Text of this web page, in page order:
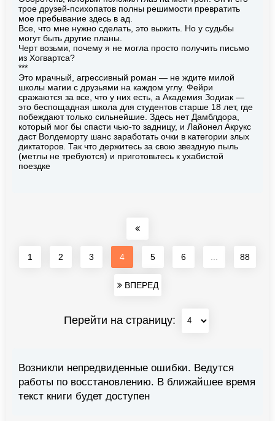
трое друзей-психопатов полны решимости превратить
мое пребывание здесь в ад.
Все, что мне нужно сделать, это выжить. Но у судьбы
могут быть другие планы.
Черт возьми, почему я не могла просто получить письмо
из Хогвартса?
***
Это мрачный, агрессивный роман — не ждите милой
школы магии с друзьями на каждом углу. Фейри
сражаются за все, что у них есть, а Академия Зодиак —
это беспощадная школа для студентов старше 18 лет, где
побеждают только сильнейшие. Здесь нет Дамблдора,
который мог бы спасти чью-то задницу, и Лайонел Акрукс
даст Волдеморту шанс заработать очки в категории злых
диктаторов. Так что держитесь за свою звездную пыль
(метлы не требуются) и приготовьтесь к ухабистой
поездке
1 2 3 4 5 6 88
ВПЕРЕД
Перейти на страницу:
Возникли непредвиденные ошибки. Ведутся
работы по восстановлению. В ближайшее время
текст книги будет доступен